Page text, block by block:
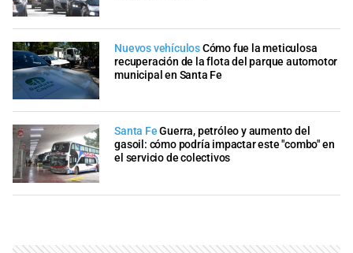
Nuevos vehículosCómo fue la meticulosa
recuperación de la flota del parque automotor
municipal en Santa Fe
Santa Fe Guerra, petróleo y aumento del
gasoil: cómo podría impactar este "combo" en
el servicio de colectivos